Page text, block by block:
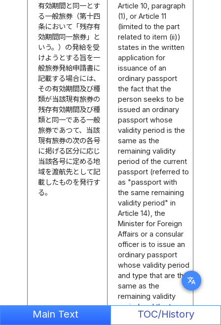
translate
有効期間と同一とす
る一般旅券（第十四
条において「残存有
効期間同一旅券」と
いう。）の発給を受
けようとする旨を一
般旅券発給申請書に
記載する場合には、
その有効期間及び種
類が当該現有旅券の
残存有効期間及び種
類と同一である一般
旅券であつて、当該
現有旅券の次の各号
に掲げる区分に応じ
当該各号に定める地
域を渡航先として記
載したものを発行す
る。
Article 10, paragraph
(1), or Article 11
(limited to the part
related to item (ii))
states in the written
application for
issuance of an
ordinary passport
the fact that the
person seeks to be
issued an ordinary
passport whose
validity period is the
same as the
remaining validity
period of the current
passport (referred to
as "passport with
the same remaining
validity period" in
Article 14), the
Minister for Foreign
Affairs or a consular
officer is to issue an
ordinary passport
whose validity period
and type that are the
same as the
remaining validity
period and the type
of the current
Main Text TOC/History